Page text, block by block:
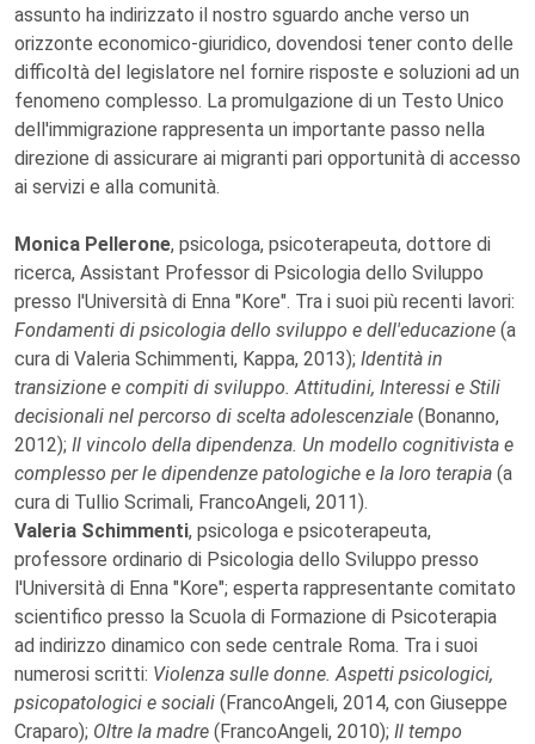
assunto ha indirizzato il nostro sguardo anche verso un
orizzonte economico-giuridico, dovendosi tener conto delle
difficoltà del legislatore nel fornire risposte e soluzioni ad un
fenomeno complesso. La promulgazione di un Testo Unico
dell'immigrazione rappresenta un importante passo nella
direzione di assicurare ai migranti pari opportunità di accesso
ai servizi e alla comunità.
Monica Pellerone, psicologa, psicoterapeuta, dottore di
ricerca, Assistant Professor di Psicologia dello Sviluppo
presso l'Università di Enna "Kore". Tra i suoi più recenti lavori:
Fondamenti di psicologia dello sviluppo e dell'educazione (a
cura di Valeria Schimmenti, Kappa, 2013); Identità in
transizione e compiti di sviluppo. Attitudini, Interessi e Stili
decisionali nel percorso di scelta adolescenziale (Bonanno,
2012); Il vincolo della dipendenza. Un modello cognitivista e
complesso per le dipendenze patologiche e la loro terapia (a
cura di Tullio Scrimali, FrancoAngeli, 2011).
Valeria Schimmenti, psicologa e psicoterapeuta,
professore ordinario di Psicologia dello Sviluppo presso
l'Università di Enna "Kore"; esperta rappresentante comitato
scientifico presso la Scuola di Formazione di Psicoterapia
ad indirizzo dinamico con sede centrale Roma. Tra i suoi
numerosi scritti: Violenza sulle donne. Aspetti psicologici,
psicopatologici e sociali (FrancoAngeli, 2014, con Giuseppe
Craparo); Oltre la madre (FrancoAngeli, 2010); Il tempo